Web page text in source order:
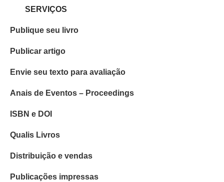
SERVIÇOS
Publique seu livro
Publicar artigo
Envie seu texto para avaliação
Anais de Eventos – Proceedings
ISBN e DOI
Qualis Livros
Distribuição e vendas
Publicações impressas